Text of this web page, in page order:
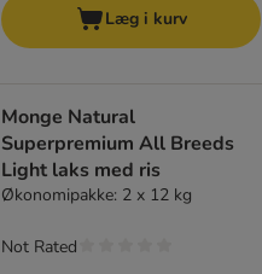
Læg i kurv
Monge Natural
Superpremium All Breeds
Light laks med ris
Økonomipakke: 2 x 12 kg
Not Rated